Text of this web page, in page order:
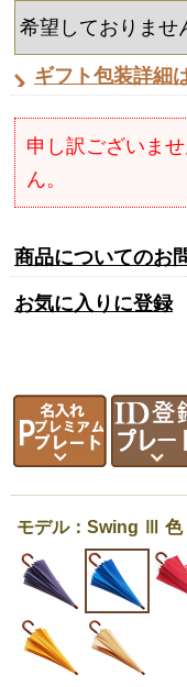
ギフト包装詳細
申し訳ございま
ん。
商品についてのお
お気に入りに登録
モデル：Swing Ⅲ 色